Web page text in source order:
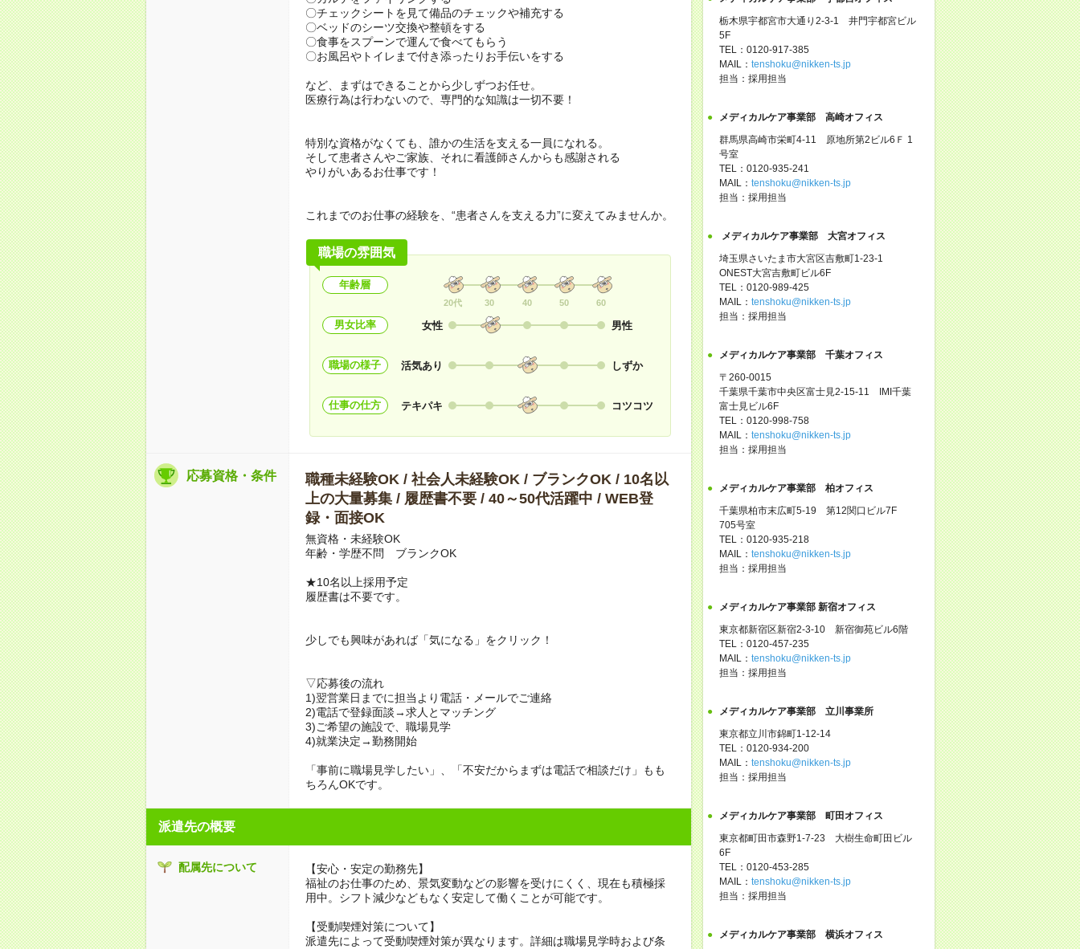
〇チェックシートを見て備品のチェックや補充する
〇ベッドのシーツ交換や整頓をする
〇食事をスプーンで運んで食べてもらう
〇お風呂やトイレまで付き添ったりお手伝いをする
など、まずはできることから少しずつお任せ。
医療行為は行わないので、専門的な知識は一切不要！
特別な資格がなくても、誰かの生活を支える一員になれる。
そして患者さんやご家族、それに看護師さんからも感謝される
やりがいあるお仕事です！
これまでのお仕事の経験を、“患者さんを支える力”に変えてみませんか。
職場の雰囲気
年齢層
20代 30 40 50 60
男女比率 女性 男性
職場の様子 活気あり しずか
仕事の仕方 テキパキ コツコツ
応募資格・条件
職種未経験OK / 社会人未経験OK / ブランクOK / 10名以
上の大量募集 / 履歴書不要 / 40～50代活躍中 / WEB登
録・面接OK
無資格・未経験OK
年齢・学歴不問 ブランクOK
★10名以上採用予定
履歴書は不要です。
少しでも興味があれば「気になる」をクリック！
▽応募後の流れ
1)翌営業日までに担当より電話・メールでご連絡
2)電話で登録面談→求人とマッチング
3)ご希望の施設で、職場見学
4)就業決定→勤務開始
「事前に職場見学したい」、「不安だからまずは電話で相談だけ」もも
ちろんOKです。
派遣先の概要
配属先について
【安心・安定の勤務先】
福祉のお仕事のため、景気変動などの影響を受けにくく、現在も積極採
用中。シフト減少などもなく安定して働くことが可能です。
【受動喫煙対策について】
派遣先によって受動喫煙対策が異なります。詳細は職場見学時および条
栃木県宇都宮市大通り2-3-1 井門宇都宮ビル
5F
TEL：0120-917-385
MAIL： tenshoku@nikken-ts.jp
担当：採用担当
メディカルケア事業部 高崎オフィス
群馬県高崎市栄町4-11 原地所第2ビル6Ｆ 1
号室
TEL：0120-935-241
MAIL： tenshoku@nikken-ts.jp
担当：採用担当
メディカルケア事業部 大宮オフィス
埼玉県さいたま市大宮区吉敷町1-23-1
ONEST大宮吉敷町ビル6F
TEL：0120-989-425
MAIL： tenshoku@nikken-ts.jp
担当：採用担当
メディカルケア事業部 千葉オフィス
〒260-0015
千葉県千葉市中央区富士見2-15-11 IMI千葉
富士見ビル6F
TEL：0120-998-758
MAIL： tenshoku@nikken-ts.jp
担当：採用担当
メディカルケア事業部 柏オフィス
千葉県柏市末広町5-19 第12関口ビル7F
705号室
TEL：0120-935-218
MAIL： tenshoku@nikken-ts.jp
担当：採用担当
メディカルケア事業部 新宿オフィス
東京都新宿区新宿2-3-10 新宿御苑ビル6階
TEL：0120-457-235
MAIL： tenshoku@nikken-ts.jp
担当：採用担当
メディカルケア事業部 立川事業所
東京都立川市錦町1-12-14
TEL：0120-934-200
MAIL： tenshoku@nikken-ts.jp
担当：採用担当
メディカルケア事業部 町田オフィス
東京都町田市森野1-7-23 大樹生命町田ビル
6F
TEL：0120-453-285
MAIL： tenshoku@nikken-ts.jp
担当：採用担当
メディカルケア事業部 横浜オフィス